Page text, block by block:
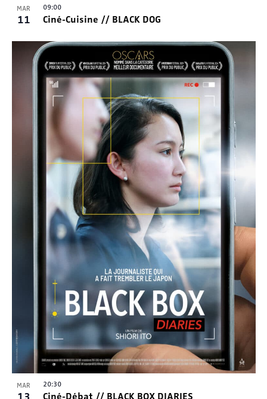
MAR
11
09:00
Ciné-Cuisine // BLACK DOG
MAR
13
20:30
Ciné-Débat // BLACK BOX DIARIES